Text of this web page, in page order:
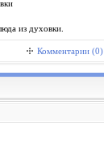
из духовки.
Комментарии (0)